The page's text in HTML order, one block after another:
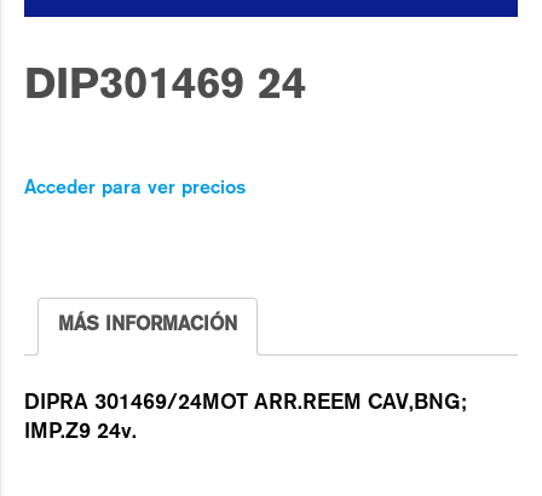
DIP301469 24
Acceder para ver precios
MÁS INFORMACIÓN
DIPRA 301469/24MOT ARR.REEM CAV,BNG;
IMP.Z9 24v.